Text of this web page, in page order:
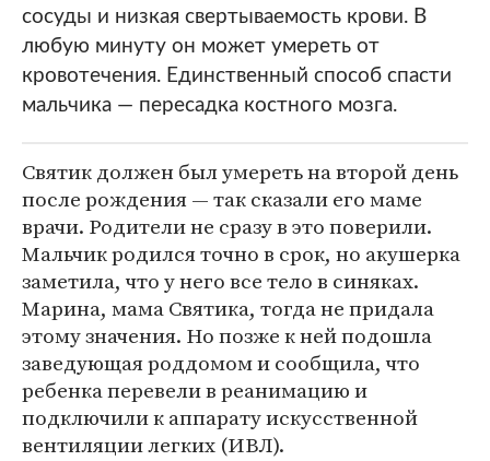
сосуды и низкая свертываемость крови. В
любую минуту он может умереть от
кровотечения. Единственный способ спасти
мальчика — пересадка костного мозга.
Святик должен был умереть на второй день
после рождения — так сказали его маме
врачи. Родители не сразу в это поверили.
Мальчик родился точно в срок, но акушерка
заметила, что у него все тело в синяках.
Марина, мама Святика, тогда не придала
этому значения. Но позже к ней подошла
заведующая роддомом и сообщила, что
ребенка перевели в реанимацию и
подключили к аппарату искусственной
вентиляции легких (ИВЛ).